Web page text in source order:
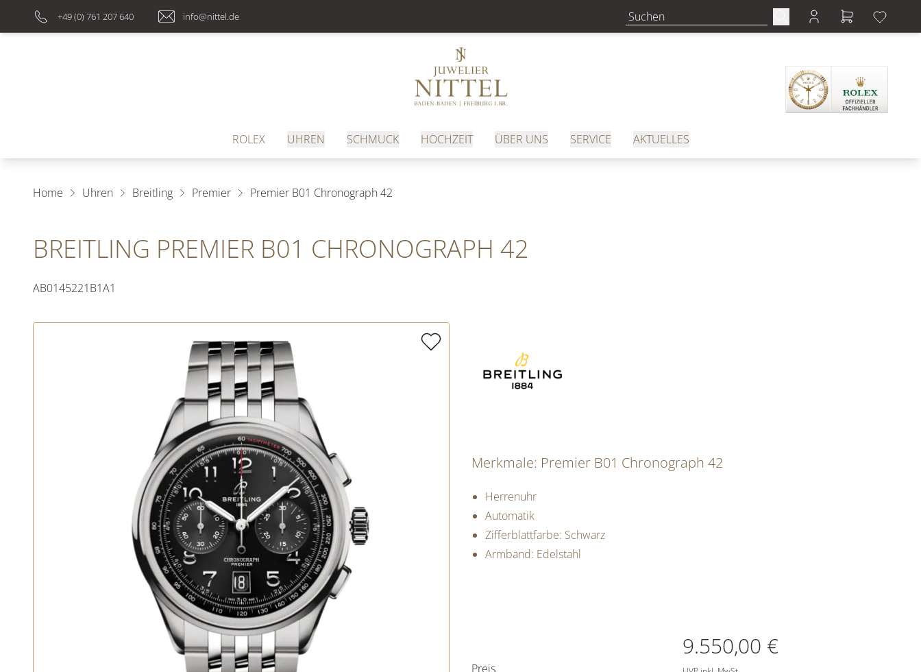
+49 (0) 761 207 640 info@nittel.de
ROLEX UHREN SCHMUCK HOCHZEIT ÜBER UNS SERVICE AKTUELLES
Home Uhren Breitling Premier Premier B01 Chronograph 42
BREITLING PREMIER B01 CHRONOGRAPH 42
AB0145221B1A1
Merkmale: Premier B01 Chronograph 42
Herrenuhr
Automatik
Zifferblattfarbe: Schwarz
Armband: Edelstahl
PREISINFORMATIONEN
Preis
9.550,00 €